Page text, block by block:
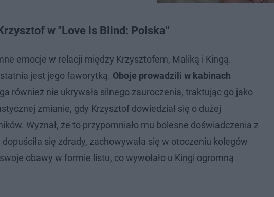
w "Love is Blind: Polska"
emocje w relacji między Krzysztofem, Maliką i Kingą.
jest jego faworytką. Oboje prowadzili w kabinach
również nie ukrywała silnego zauroczenia, traktując go jako
zmianie, gdy Krzysztof dowiedział się o dużej
Wyznał, że to przypomniało mu bolesne doświadczenia z
się zdrady, zachowywała się w otoczeniu kolegów
obawy w formie listu, co wywołało u Kingi ogromną